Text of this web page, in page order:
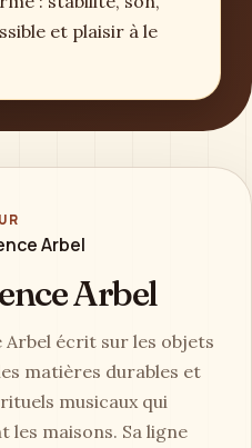
et plaisir à le
Arbel
Arbel
Arbel écrit sur les objets
matières durables et
musicaux qui
les maisons. Sa ligne